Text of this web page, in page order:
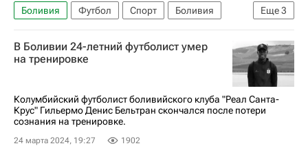
Еще3
Боливия Футбол Спорт
Боливия
США
Парагвай Кубок Америки по футболу
В Боливии 24-летний футболист умер
на тренировке
Колумбийский футболист боливийского клуба "Реал Санта-
Крус" Гильермо Денис Бельтран скончался после потери
сознания на тренировке.
24 марта 2024, 19:27 1902